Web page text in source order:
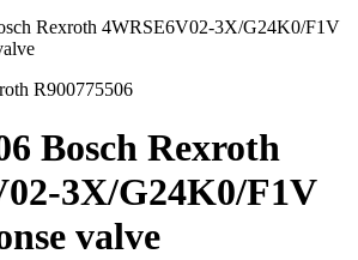
Rexroth 4WRSE6V02-3X/G24K0/F1V
Bosch Rexroth
3X/G24K0/F1V
valve